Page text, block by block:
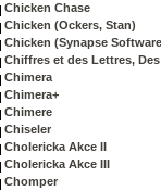
Chicken Chase
Chicken (Ockers, Stan)
Chicken (Synapse
Chiffres et des Lettres, Des
Chimera
Chimera+
Chimere
Chiseler
Cholericka Akce II
Cholericka Akce III
Chomper